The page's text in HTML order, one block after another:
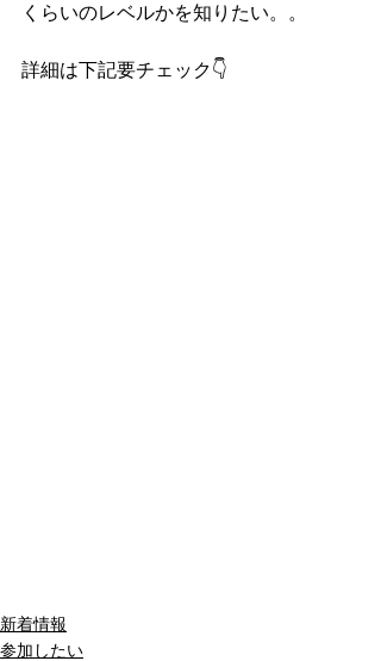
くらいのレベルかを知りたい。。
詳細は下記要チェック👇
新着情報
参加したい